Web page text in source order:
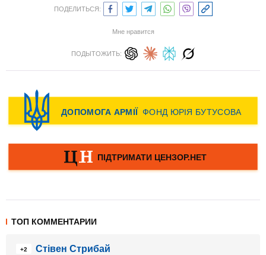
ПОДЕЛИТЬСЯ:
Мне нравится
ПОДЫТОЖИТЬ:
ТОП КОММЕНТАРИИ
+2
Стівен Стрибай